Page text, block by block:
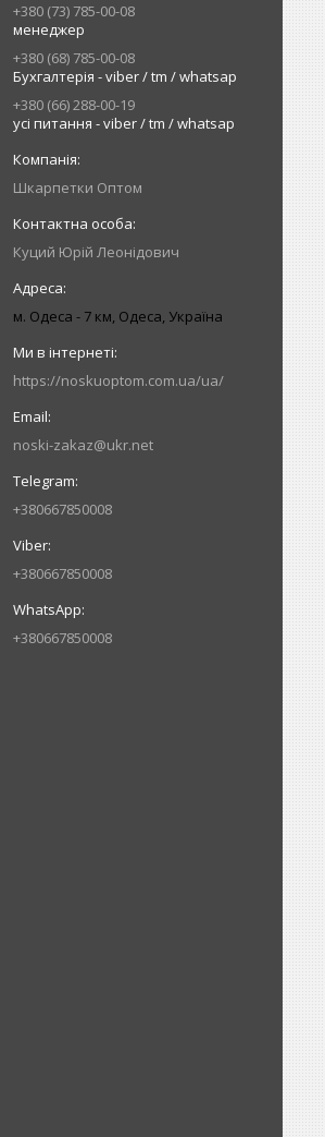
+380 (73) 785-00-08
менеджер
+380 (68) 785-00-08
Бухгалтерія - viber / tm / whatsap
+380 (66) 288-00-19
усі питання - viber / tm / whatsap
Шкарпетки Оптом
Куций Юрій Леонідович
м. Одеса - 7 км, Одеса, Україна
https://noskuoptom.com.ua/ua/
noski-zakaz@ukr.net
+380667850008
+380667850008
+380667850008